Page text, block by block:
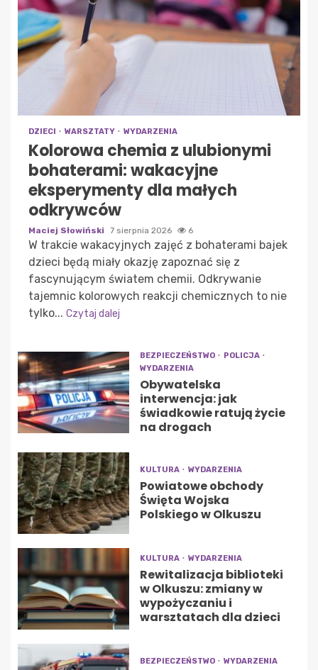
DZIECI WARSZTATY WYDARZENIA
Kolorowa chemia z ulubionymi
bohaterami: wakacyjne
eksperymenty dla małych
odkrywców
Maciej Słowiński 7 sierpnia 2026 6
W trakcie wakacyjnych zajęć z bohaterami bajek
dzieci będą miały okazję zapoznać się z
fascynującym światem chemii. Odkrywanie
tajemnic kolorowych reakcji chemicznych to nie
tylko... Czytaj dalej
BEZPIECZEŃSTWO
POLICJA
WYDARZENIA
Obywatelska
interwencja: jak
świadkowie ratują życie
na drogach
KULTURA WYDARZENIA
Powiatowe obchody
Święta Wojska
Polskiego w Olkuszu
KULTURA WYDARZENIA
Rewitalizacja biblioteki
w Olkuszu: zmiany w
wypożyczaniu i
warsztatach dla dzieci
BEZPIECZEŃSTWO WYDARZENIA